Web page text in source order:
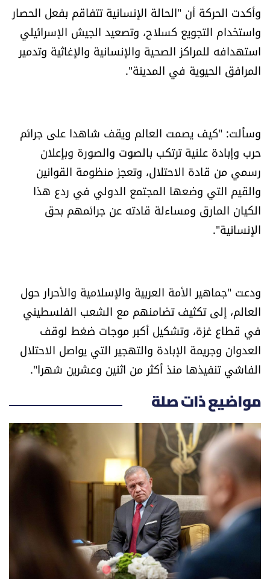
فصل من كتاب
اقرأ تضحك
كاميرا
صحّة وصحن
الرياضة
منوّعات
للتاريخ
فيديو
من نحن
للتواصل معنا
شروط الاستخدام
شروط الإشتراك
Digital solutions by
وأكدت الحركة أن "الحالة الإنسانية تتفاقم بفعل الحصار
واستخدام التجويع كسلاح، وتصعيد الجيش الإسرائيلي
استهدافه للمراكز الصحية والإنسانية والإغاثية وتدمير
المرافق الحيوية في المدينة".
وسألت: "كيف يصمت العالم ويقف شاهدا على جرائم
حرب وإبادة علنية ترتكب بالصوت والصورة وبإعلان
رسمي من قادة الاحتلال، وتعجز منظومة القوانين
والقيم التي وضعها المجتمع الدولي في ردع هذا
الكيان المارق ومساءلة قادته عن جرائمهم بحق
الإنسانية".
ودعت "جماهير الأمة العربية والإسلامية والأحرار حول
العالم، إلى تكثيف تضامنهم مع الشعب الفلسطيني
في قطاع غزة، وتشكيل أكبر موجات ضغط لوقف
العدوان وجريمة الإبادة والتهجير التي يواصل الاحتلال
الفاشي تنفيذها منذ أكثر من اثنين وعشرين شهرا".
مواضيع ذات صلة